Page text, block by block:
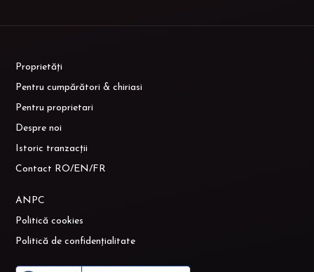
Proprietăți
Pentru cumpărători & chiriasi
Pentru proprietari
Despre noi
Istoric tranzacții
Contact RO/EN/FR
ANPC
Politică cookies
Politică de confidențialitate